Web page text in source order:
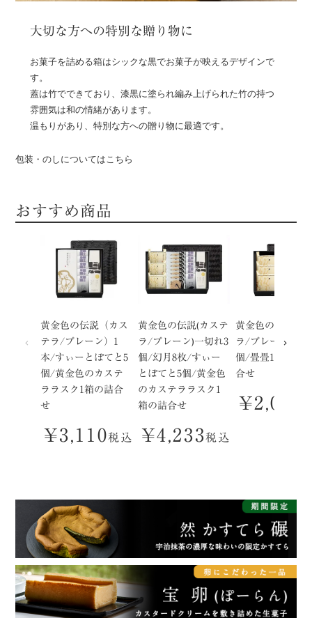
大切な方への特別な贈り物に
お菓子を詰める箱はシックな黒でお菓子が映えるデザインで
す。
蓋は竹でできており、漆黒に塗られ編み上げられた竹の持つ
雰囲気は和の情緒があります。
温もりがあり、特別な方への贈り物に最適です。
包装・のしについてはこちら
おすすめ商品
黄金色の伝説（カス
テラ/プレーン）1
本/すぃーとぽてと5
個/黄金色のカステ
ララスク1箱の詰合
せ
¥3,110税込
黄金色の伝説(カステ
ラ/プレーン)一切れ3
個/幻月8枚/すぃー
とぽてと5個/黄金色
のカステララスク1
箱の詰合せ
¥4,233税込
黄金色の伝説(カ
ラ/プレーン)一
個/畳畳12枚入の
合せ
¥2,095